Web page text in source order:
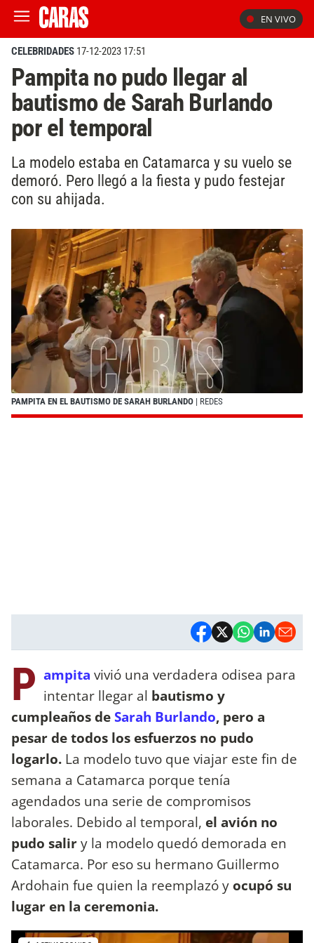
EN VIVO
CELEBRIDADES 17-12-2023 17:51
Pampita no pudo llegar al
bautismo de Sarah Burlando
por el temporal
La modelo estaba en Catamarca y su vuelo se
demoró. Pero llegó a la fiesta y pudo festejar
con su ahijada.
PAMPITA EN EL BAUTISMO DE SARAH BURLANDO | REDES
P ampita vivió una verdadera odisea para
intentar llegar al bautismo y
cumpleaños deSarah Burlando, pero a
pesar de todos los esfuerzos no pudo
logarlo. La modelo tuvo que viajar este fin de
semana a Catamarca porque tenía
agendados una serie de compromisos
laborales. Debido al temporal, el avión no
pudo saliry la modelo quedó demorada en
Catamarca. Por eso su hermano Guillermo
Ardohain fue quien la reemplazó y ocupó su
lugar en la ceremonia.